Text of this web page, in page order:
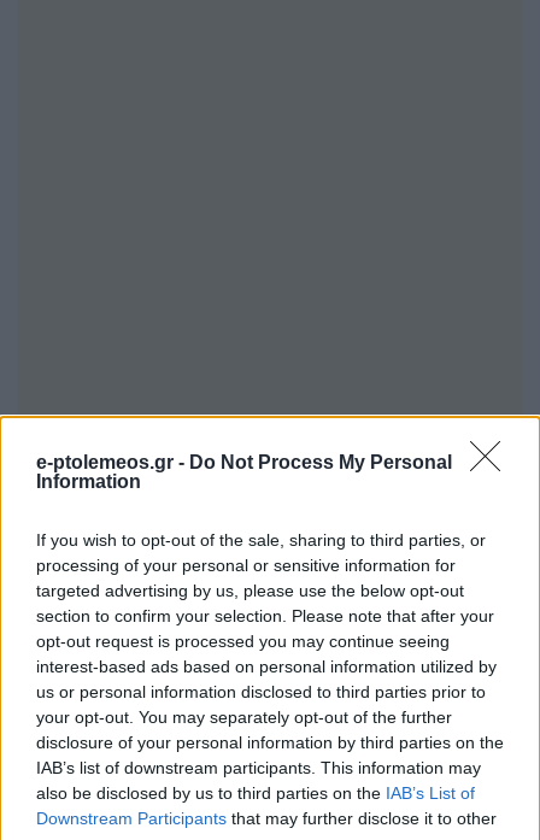
e-ptolemeos.gr - Do Not Process My Personal
Information
If you wish to opt-out of the sale, sharing to third parties, or
processing of your personal or sensitive information for
targeted advertising by us, please use the below opt-out
section to confirm your selection. Please note that after your
opt-out request is processed you may continue seeing
interest-based ads based on personal information utilized by
us or personal information disclosed to third parties prior to
your opt-out. You may separately opt-out of the further
disclosure of your personal information by third parties on the
IAB’s list of downstream participants. This information may
also be disclosed by us to third parties on the IAB’s List of
Downstream Participants that may further disclose it to other